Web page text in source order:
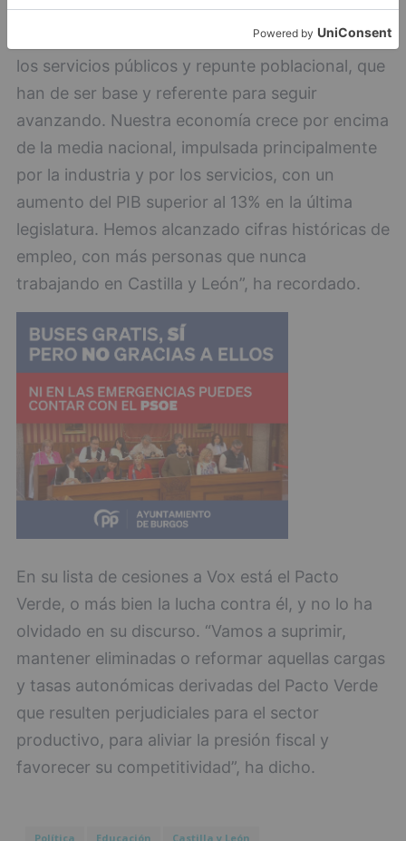
dinamismo económico, creación de empleo,
aumento de los derechos sociales, refuerzo de
los servicios públicos y repunte poblacional, que
han de ser base y referente para seguir
avanzando. Nuestra economía crece por encima
de la media nacional, impulsada principalmente
por la industria y por los servicios, con un
aumento del PIB superior al 13% en la última
legislatura. Hemos alcanzado cifras históricas de
empleo, con más personas que nunca
trabajando en Castilla y León”, ha recordado.
En su lista de cesiones a Vox está el Pacto
Verde, o más bien la lucha contra él, y no lo ha
olvidado en su discurso. “Vamos a suprimir,
mantener eliminadas o reformar aquellas cargas
y tasas autonómicas derivadas del Pacto Verde
que resulten perjudiciales para el sector
productivo, para aliviar la presión fiscal y
favorecer su competitividad”, ha dicho.
Política Educación Castilla y León